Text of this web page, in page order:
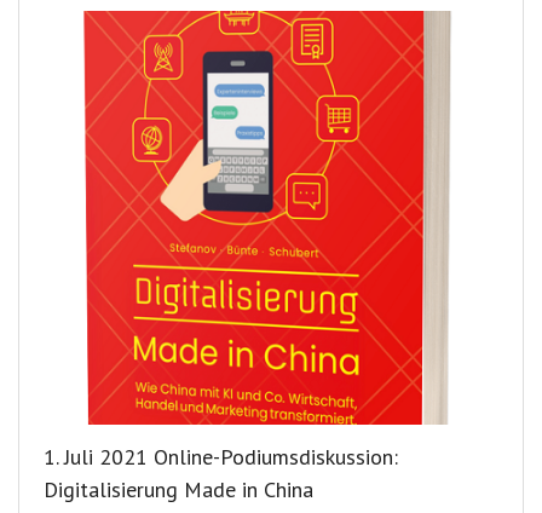
1. Juli 2021 Online-Podiumsdiskussion:
Digitalisierung Made in China